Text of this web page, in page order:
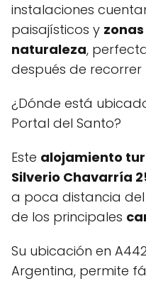
instalaciones
paisajísticos y
naturaleza,
después de recorrer
¿Dónde está
Portal del Santo?
Este alojamiento
Silverio Chavarría
a poca distancia
de los principales
Su ubicación en
Argentina, permite